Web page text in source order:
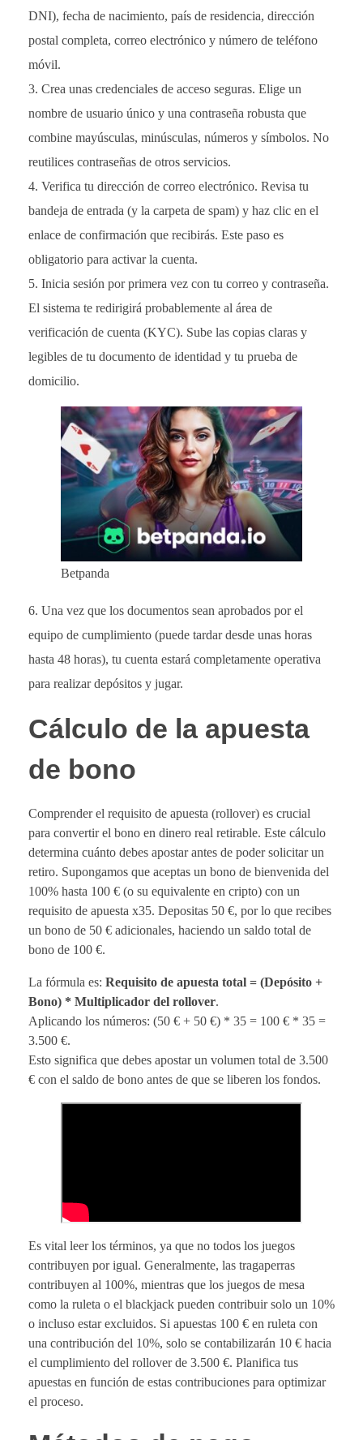
DNI), fecha de nacimiento, país de residencia, dirección
postal completa, correo electrónico y número de teléfono
móvil.
Crea unas credenciales de acceso seguras. Elige un
nombre de usuario único y una contraseña robusta que
combine mayúsculas, minúsculas, números y símbolos. No
reutilices contraseñas de otros servicios.
Verifica tu dirección de correo electrónico. Revisa tu
bandeja de entrada (y la carpeta de spam) y haz clic en el
enlace de confirmación que recibirás. Este paso es
obligatorio para activar la cuenta.
Inicia sesión por primera vez con tu correo y contraseña.
El sistema te redirigirá probablemente al área de
verificación de cuenta (KYC). Sube las copias claras y
legibles de tu documento de identidad y tu prueba de
domicilio.
Betpanda
Una vez que los documentos sean aprobados por el
equipo de cumplimiento (puede tardar desde unas horas
hasta 48 horas), tu cuenta estará completamente operativa
para realizar depósitos y jugar.
Cálculo de la apuesta
de bono
Comprender el requisito de apuesta (rollover) es crucial
para convertir el bono en dinero real retirable. Este cálculo
determina cuánto debes apostar antes de poder solicitar un
retiro. Supongamos que aceptas un bono de bienvenida del
100% hasta 100 € (o su equivalente en cripto) con un
requisito de apuesta x35. Depositas 50 €, por lo que recibes
un bono de 50 € adicionales, haciendo un saldo total de
bono de 100 €.
La fórmula es: Requisito de apuesta total = (Depósito +
Bono) * Multiplicador del rollover.
Aplicando los números: (50 € + 50 €) * 35 = 100 € * 35 =
3.500 €.
Esto significa que debes apostar un volumen total de 3.500
€ con el saldo de bono antes de que se liberen los fondos.
Es vital leer los términos, ya que no todos los juegos
contribuyen por igual. Generalmente, las tragaperras
contribuyen al 100%, mientras que los juegos de mesa
como la ruleta o el blackjack pueden contribuir solo un 10%
o incluso estar excluidos. Si apuestas 100 € en ruleta con
una contribución del 10%, solo se contabilizarán 10 € hacia
el cumplimiento del rollover de 3.500 €. Planifica tus
apuestas en función de estas contribuciones para optimizar
el proceso.